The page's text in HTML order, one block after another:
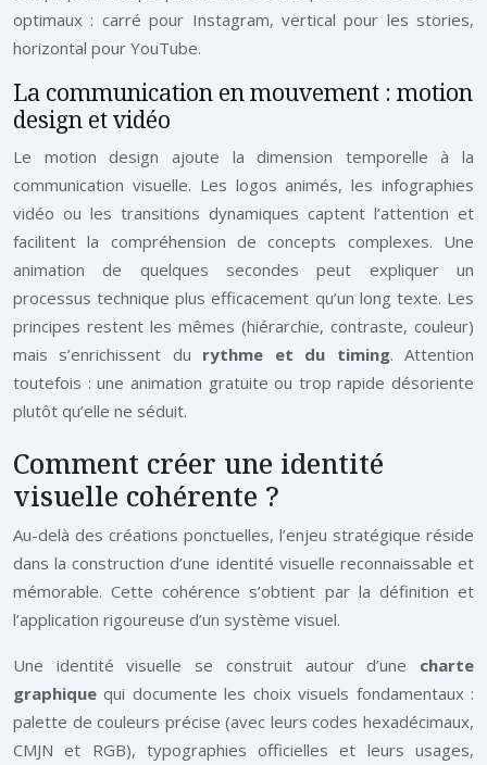
optimaux : carré pour Instagram, vertical pour les stories,
horizontal pour YouTube.
La communication en mouvement : motion
design et vidéo
Le motion design ajoute la dimension temporelle à la
communication visuelle. Les logos animés, les infographies
vidéo ou les transitions dynamiques captent l’attention et
facilitent la compréhension de concepts complexes. Une
animation de quelques secondes peut expliquer un
processus technique plus efficacement qu’un long texte. Les
principes restent les mêmes (hiérarchie, contraste, couleur)
mais s’enrichissent du rythme et du timing. Attention
toutefois : une animation gratuite ou trop rapide désoriente
plutôt qu’elle ne séduit.
Comment créer une identité
visuelle cohérente ?
Au-delà des créations ponctuelles, l’enjeu stratégique réside
dans la construction d’une identité visuelle reconnaissable et
mémorable. Cette cohérence s’obtient par la définition et
l’application rigoureuse d’un système visuel.
Une identité visuelle se construit autour d’une charte
graphique qui documente les choix visuels fondamentaux :
palette de couleurs précise (avec leurs codes hexadécimaux,
CMJN et RGB), typographies officielles et leurs usages,